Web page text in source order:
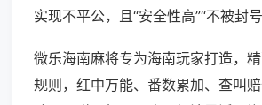
实现不平公，且“安全性高”“不被封号
微乐海南麻将专为海南玩家打造，
规则，红中万能、番数累加、查叫